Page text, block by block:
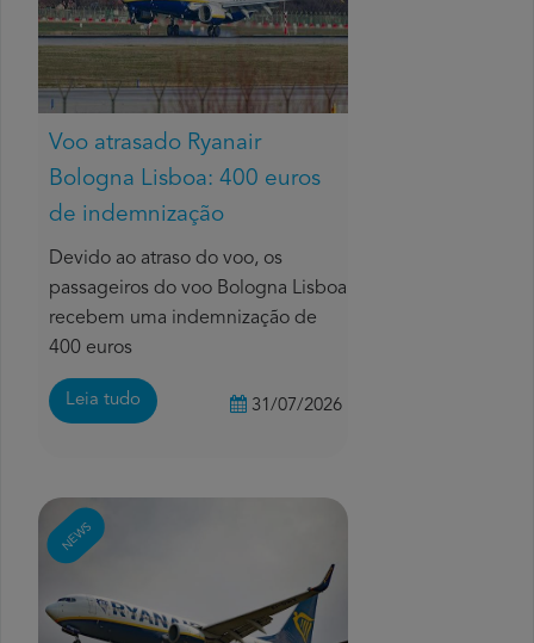
Voo atrasado Ryanair
Bologna Lisboa: 400 euros
de indemnização
Devido ao atraso do voo, os
passageiros do voo Bologna Lisboa
recebem uma indemnização de
400 euros
Leia tudo 31/07/2026
NEWS